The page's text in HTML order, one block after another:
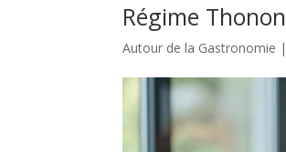
Régime
Autour de la Gastronomie |